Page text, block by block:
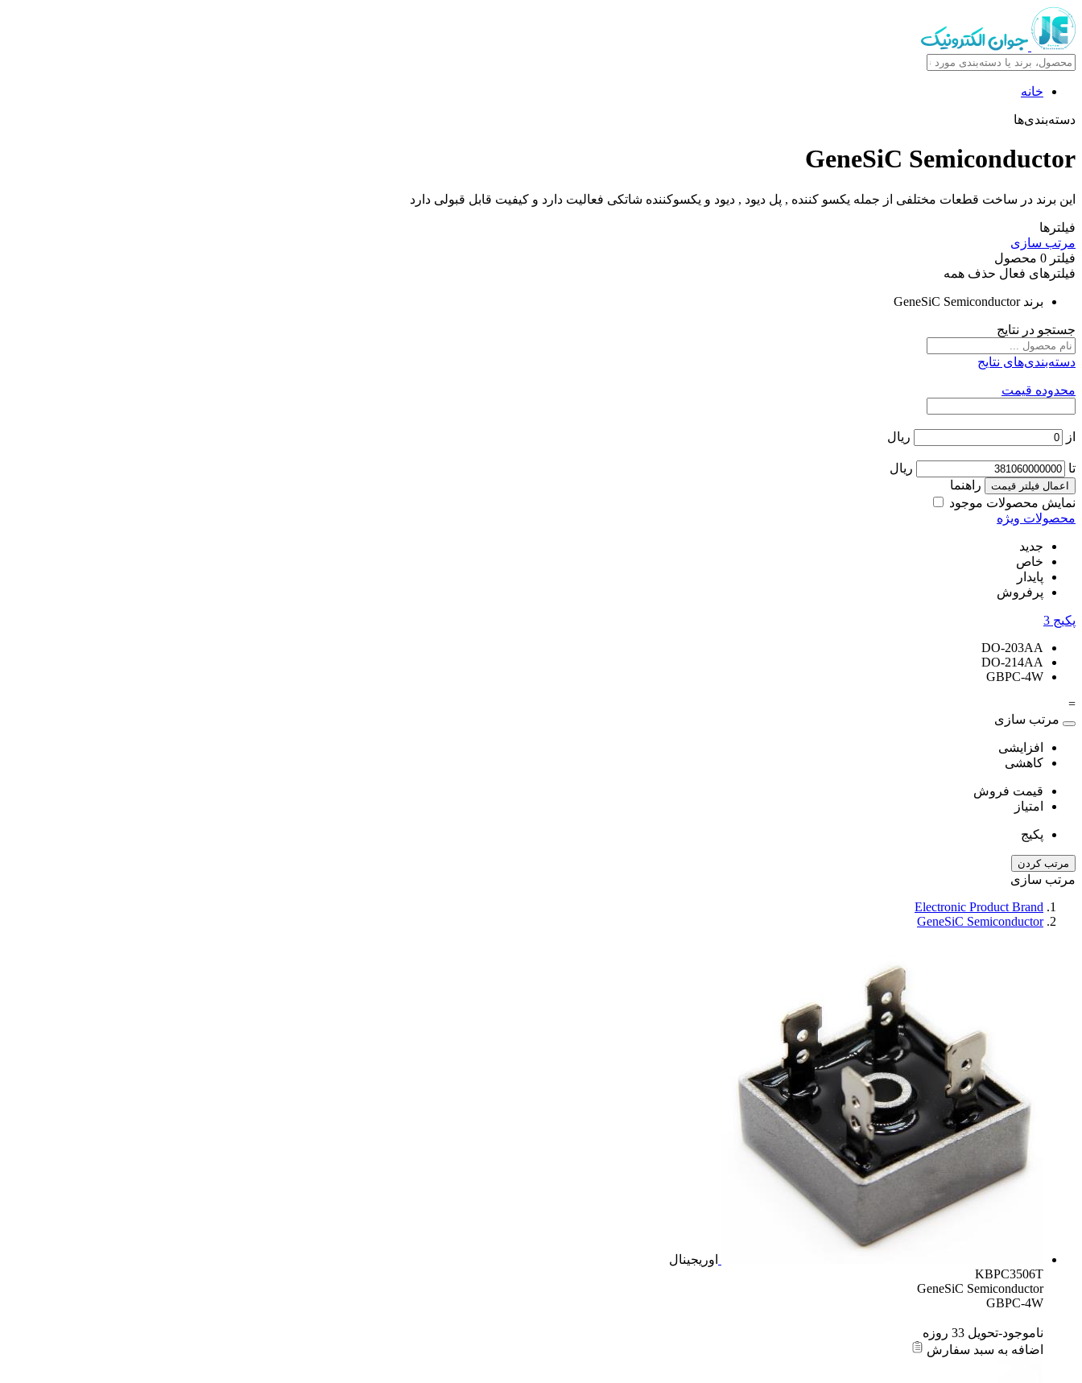
خانه
دسته‌بندی‌ها
GeneSiC Semiconductor
این برند در ساخت قطعات مختلفی از جمله یکسو کننده , پل دیود , دیود و یکسوکننده شاتکی فعالیت دارد و کیفیت قابل قبولی دارد
فیلترها
مرتب سازی
فیلتر 0 محصول
فیلترهای فعال حذف همه
برند GeneSiC Semiconductor
جستجو در نتایج
دسته‌بندی‌های نتایج
محدوده قیمت
از ریال
تا ریال
اعمال فیلتر قیمت
راهنما
نمایش محصولات موجود
محصولات ویژه
جدید
خاص
پایدار
پرفروش
پکیج 3
DO-203AA
DO-214AA
GBPC-4W
=
مرتب سازی
افزایشی
کاهشی
قیمت فروش
امتیاز
پکیج
مرتب کردن
مرتب سازی
Electronic Product Brand
GeneSiC Semiconductor
اوریجینال
KBPC3506T
GeneSiC Semiconductor
GBPC-4W
ناموجود-تحویل 33 روزه
اضافه به سبد سفارش